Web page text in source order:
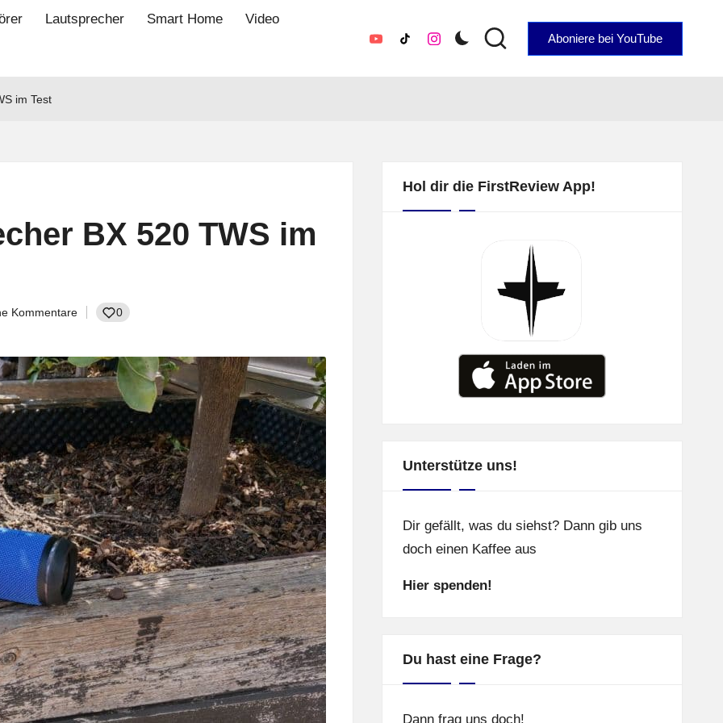
Lautsprecher Smart Home
Video
YouTubeTikTokInstagram Aboniere bei YouTube
im Test
BX 520 TWS im
Kommentare 0
Hol dir die FirstReview App!
Unterstütze uns!
Dir gefällt, was du siehst? Dann gib uns
doch einen Kaffee aus
Hier spenden!
Du hast eine Frage?
Dann frag uns doch!